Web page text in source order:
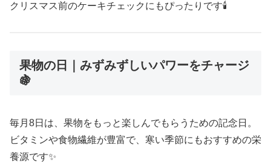
クリスマス前のケーキチェックにもぴったりです🕯️
果物の日｜みずみずしいパワーをチャージ
🍇
毎月8日は、果物をもっと楽しんでもらうための記念日。
ビタミンや食物繊維が豊富で、寒い季節にもおすすめの栄
養源です✨